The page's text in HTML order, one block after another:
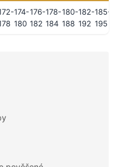
174-
180
176-
182
178-
184
180-
188
182-
192
185-
195